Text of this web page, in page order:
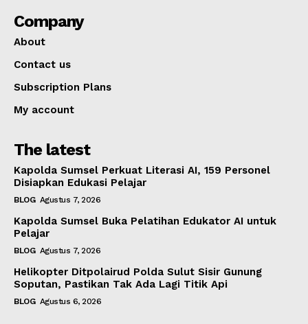
Company
About
Contact us
Subscription Plans
My account
The latest
Kapolda Sumsel Perkuat Literasi AI, 159 Personel
Disiapkan Edukasi Pelajar
BLOG Agustus 7, 2026
Kapolda Sumsel Buka Pelatihan Edukator AI untuk
Pelajar
BLOG Agustus 7, 2026
Helikopter Ditpolairud Polda Sulut Sisir Gunung
Soputan, Pastikan Tak Ada Lagi Titik Api
BLOG Agustus 6, 2026